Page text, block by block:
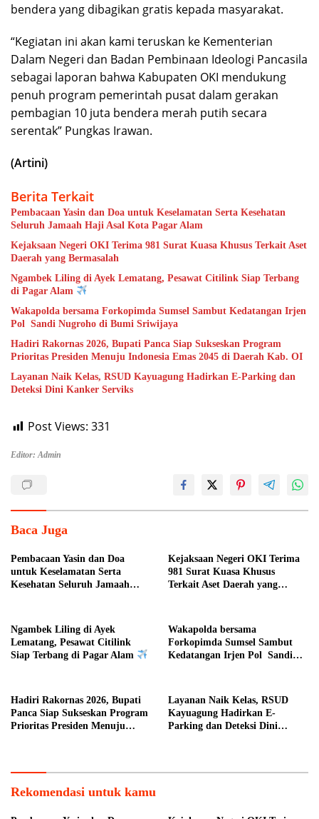
bendera yang dibagikan gratis kepada masyarakat.
“Kegiatan ini akan kami teruskan ke Kementerian
Dalam Negeri dan Badan Pembinaan Ideologi Pancasila
sebagai laporan bahwa Kabupaten OKI mendukung
penuh program pemerintah pusat dalam gerakan
pembagian 10 juta bendera merah putih secara
serentak” Pungkas Irawan.
(Artini)
Berita Terkait
Pembacaan Yasin dan Doa untuk Keselamatan Serta Kesehatan
Seluruh Jamaah Haji Asal Kota Pagar Alam
Kejaksaan Negeri OKI Terima 981 Surat Kuasa Khusus Terkait Aset
Daerah yang Bermasalah
Ngambek Liling di Ayek Lematang, Pesawat Citilink Siap Terbang
di Pagar Alam
Wakapolda bersama Forkopimda Sumsel Sambut Kedatangan Irjen
Pol Sandi Nugroho di Bumi Sriwijaya
Hadiri Rakornas 2026, Bupati Panca Siap Sukseskan Program
Prioritas Presiden Menuju Indonesia Emas 2045 di Daerah Kab. OI
Layanan Naik Kelas, RSUD Kayuagung Hadirkan E-Parking dan
Deteksi Dini Kanker Serviks
Post Views: 331
Editor: Admin
Baca Juga
Pembacaan Yasin dan Doa
untuk Keselamatan Serta
Kesehatan Seluruh Jamaah
Kejaksaan Negeri OKI Terima
981 Surat Kuasa Khusus
Terkait Aset Daerah yang
Ngambek Liling di Ayek
Lematang, Pesawat Citilink
Siap Terbang di Pagar Alam
Wakapolda bersama
Forkopimda Sumsel Sambut
Kedatangan Irjen Pol Sandi
Hadiri Rakornas 2026, Bupati
Panca Siap Sukseskan Program
Prioritas Presiden Menuju
Layanan Naik Kelas, RSUD
Kayuagung Hadirkan E-
Parking dan Deteksi Dini
Rekomendasi untuk kamu